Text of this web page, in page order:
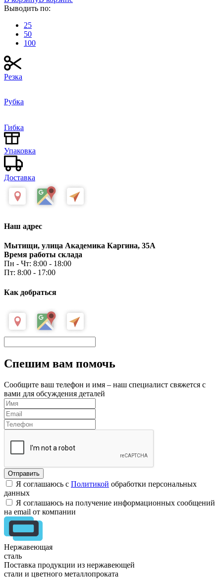
Выводить по:
25
50
100
Резка
Рубка
Гибка
Упаковка
Доставка
Наш адрес
Мытищи, улица Академика Каргина, 35А
Время работы склада
Пн - Чт: 8:00 - 18:00
Пт: 8:00 - 17:00
Как добраться
Спешим вам помочь
Сообщите ваш телефон и имя – наш специалист свяжется с
вами для обсуждения деталей
Я соглашаюсь с Политикой обработки персональных
данных
Я соглашаюсь на получение информационных сообщений
на email от компании
Нержавеющая
сталь
Поставка продукции из нержавеющей
стали и цветного металлопроката